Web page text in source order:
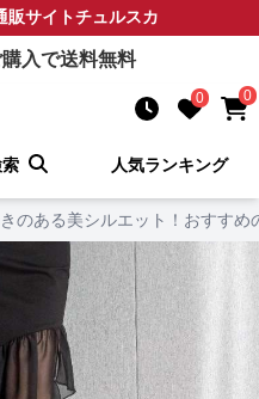
販サイトチュルスカ
入で送料無料
0 0
人気ランキング
のある美シルエット！おすす